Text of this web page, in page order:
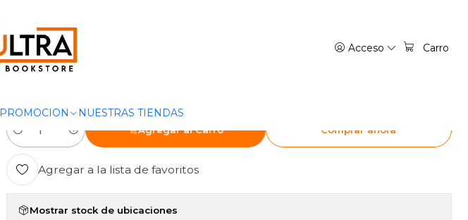
Acceso Carro
PROMOCION NUESTRAS TIENDAS
|
OYASUMI PUNPUN 12 - IVREA
Cantidad
Agregar al Carro Comprar ahora
Agregar a la lista de favoritos
Mostrar stock de ubicaciones